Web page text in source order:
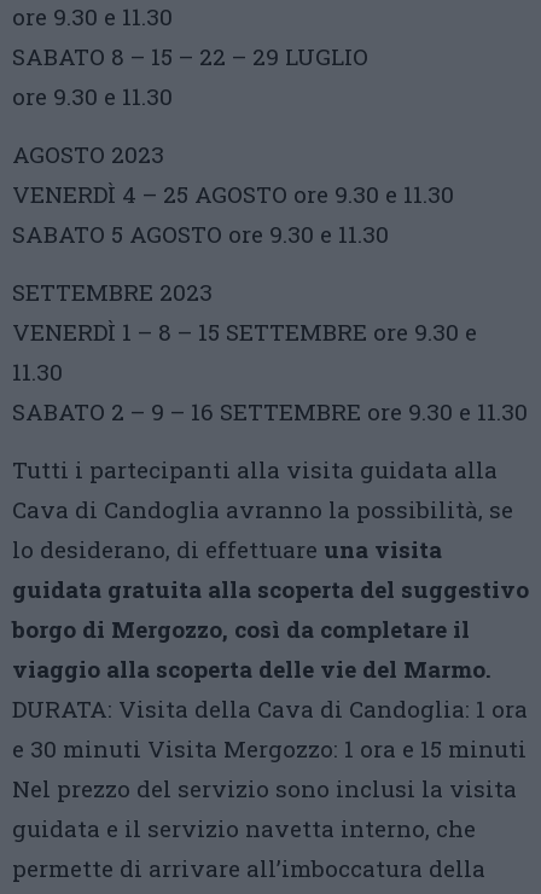
ore 9.30 e 11.30
SABATO 8 – 15 – 22 – 29 LUGLIO
ore 9.30 e 11.30
AGOSTO 2023
VENERDÌ 4 – 25 AGOSTO ore 9.30 e 11.30
SABATO 5 AGOSTO ore 9.30 e 11.30
SETTEMBRE 2023
VENERDÌ 1 – 8 – 15 SETTEMBRE ore 9.30 e
11.30
SABATO 2 – 9 – 16 SETTEMBRE ore 9.30 e 11.30
Tutti i partecipanti alla visita guidata alla
Cava di Candoglia avranno la possibilità, se
lo desiderano, di effettuare una visita
guidata gratuita alla scoperta del suggestivo
borgo di Mergozzo, così da completare il
viaggio alla scoperta delle vie del Marmo.
DURATA: Visita della Cava di Candoglia: 1 ora
e 30 minuti Visita Mergozzo: 1 ora e 15 minuti
Nel prezzo del servizio sono inclusi la visita
guidata e il servizio navetta interno, che
permette di arrivare all’imboccatura della